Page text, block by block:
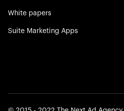
White papers
Suite Marketing Apps